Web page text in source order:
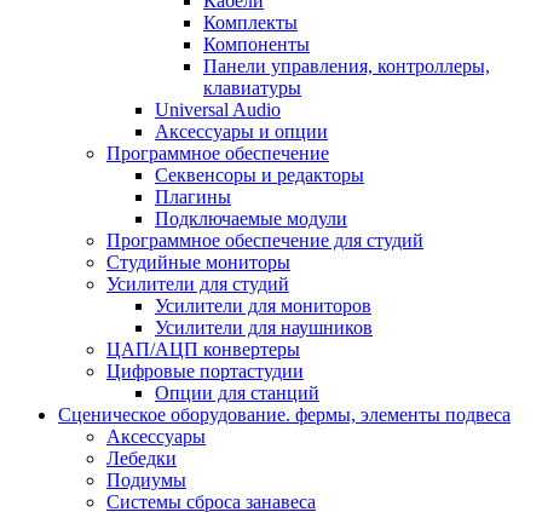
Комплекты
Компоненты
Панели управления, контроллеры,
клавиатуры
Universal Audio
Аксессуары и опции
Программное обеспечение
Cеквенсоры и редакторы
Плагины
Подключаемые модули
Программное обеспечение для студий
Студийные мониторы
Усилители для студий
Усилители для мониторов
Усилители для наушников
ЦАП/АЦП конвертеры
Цифровые портастудии
Опции для станций
Сценическое оборудование. фермы, элементы подвеса
Аксессуары
Лебедки
Подиумы
Системы сброса занавеса